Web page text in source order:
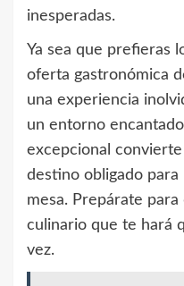
inesperadas.
Ya sea que prefieras
oferta gastronómica
una experiencia
un entorno
excepcional
destino obligado para
mesa. Prepárate
culinario que te hará
vez.